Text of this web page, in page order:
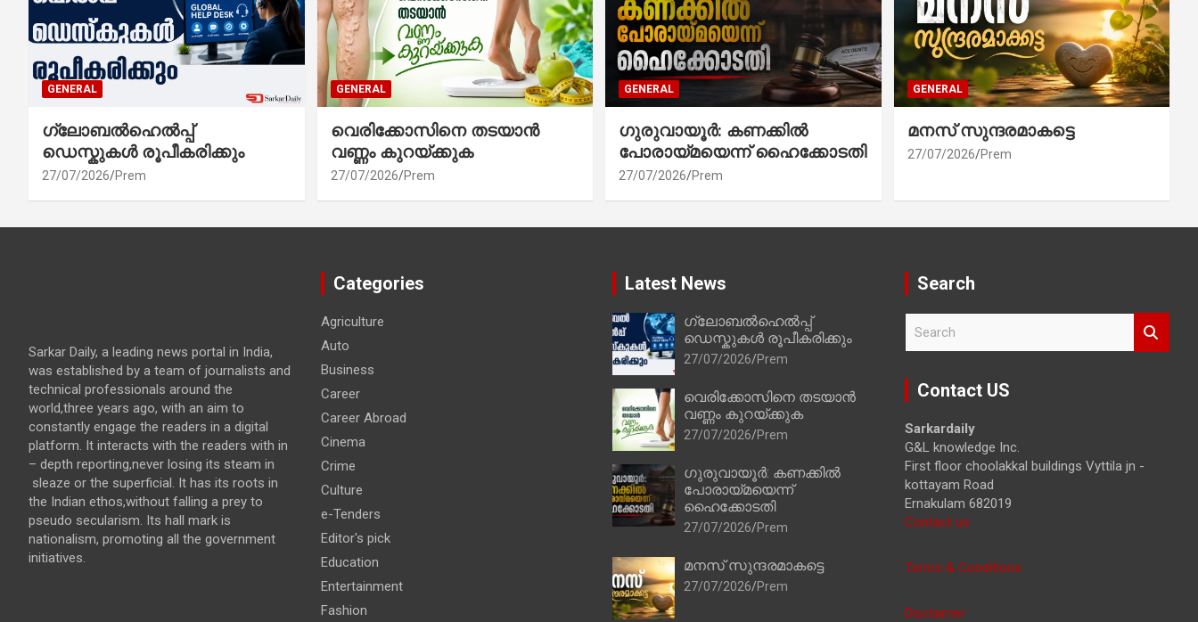
GENERAL
ഗ്ലോബൽഹെൽപ്പ്
ഡെസ്കുകൾ രൂപീകരിക്കും
27/07/2026 Prem
GENERAL
വെരിക്കോസിനെ തടയാൻ
വണ്ണം കുറയ്ക്കുക
27/07/2026 Prem
GENERAL
ഗുരുവായൂർ: കണക്കിൽ
പോരായ്മയെന്ന് ഹൈക്കോടതി
27/07/2026 Prem
GENERAL
മനസ് സുന്ദരമാകട്ടെ
27/07/2026 Prem
Sarkar Daily, a leading news portal in India,
was established by a team of journalists and
technical professionals around the
world,three years ago, with an aim to
constantly engage the readers in a digital
platform. It interacts with the readers with in
– depth reporting,never losing its steam in
sleaze or the superficial. It has its roots in
the Indian ethos,without falling a prey to
pseudo secularism. Its hall mark is
nationalism, promoting all the government
initiatives.
Categories
Agriculture
Auto
Business
Career
Career Abroad
Cinema
Crime
Culture
e-Tenders
Editor's pick
Education
Entertainment
Fashion
Latest News
ഗ്ലോബൽഹെൽപ്പ്
ഡെസ്കുകൾ രൂപീകരിക്കും
27/07/2026 Prem
വെരിക്കോസിനെ തടയാൻ
വണ്ണം കുറയ്ക്കുക
27/07/2026 Prem
ഗുരുവായൂർ: കണക്കിൽ
പോരായ്മയെന്ന്
ഹൈക്കോടതി
27/07/2026 Prem
മനസ് സുന്ദരമാകട്ടെ
27/07/2026 Prem
Search
r
Contact US
Sarkardaily
G&L knowledge Inc.
First floor choolakkal buildings Vyttila jn -
kottayam Road
Ernakulam 682019
Contact us
Terms & Conditions
Disclaimer